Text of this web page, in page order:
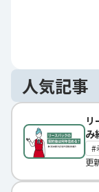
人気記事
み
更